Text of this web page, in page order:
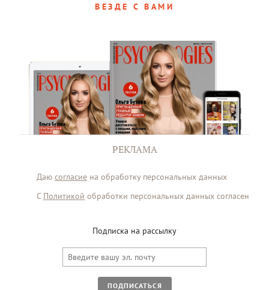
ВЕЗДЕ С ВАМИ
РЕКЛАМА
Даю согласие на обработку персональных данных
С Политикой обработки персональных данных согласен
Подписка на рассылку
ПОДПИСАТЬСЯ